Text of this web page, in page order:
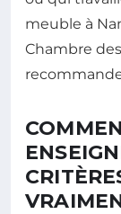
meuble à
Chambre